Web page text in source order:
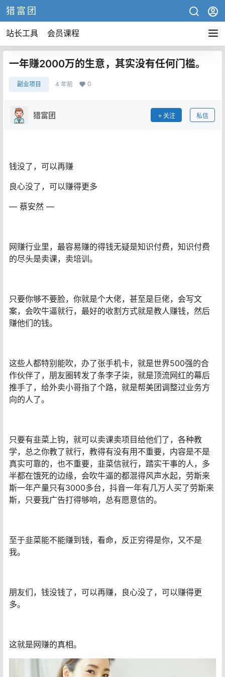
猎富团
站长工具 会员课程
一年赚2000万的生意，其实没有任何门槛。
副业项目 4 年前 0
猎富团 关注 私信
钱没了，可以再赚
良心没了，可以赚得更多
— 蔡安然 —
网赚行业里，最容易赚的得钱无疑是知识付费，知识付费
的尽头是卖课，卖培训。
只要你够不要脸，你就是个大佬，甚至是巨佬，会写文
案，会吹牛逼就行，最好的收割方式就是教人赚钱，然后
赚他们的钱。
这些人都特别能吹，办了张手机卡，就是世界500强的合
作伙伴了，朋友圈转发了条李子柒，就是顶流网红的幕后
推手了，给外卖小哥指了个路，就是帮美团调整过业务方
向的人了。
只要有韭菜上钩，就可以卖课卖项目给他们了，各种教
学，总之你教了就行，教得有没有用不重要，内容是不是
真实可靠的，也不重要，韭菜信就行，踏实干事的人，多
半都在饿死的边缘，会吹牛逼的都混得风声水起，劳斯来
斯一年产量只有3000多台，抖音一年有几万人买了劳斯来
斯，只要我广告打得够响，总有愿意信的。
至于韭菜能不能赚到钱，看命，反正穷得是你，又不是
我。
朋友们，钱没钱了，可以再赚，良心没了，可以赚得更
多。
这就是网赚的真相。